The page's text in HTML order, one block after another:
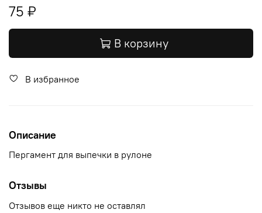
75 ₽
В корзину
В избранное
Описание
Пергамент для выпечки в рулоне
Отзывы
Отзывов еще никто не оставлял